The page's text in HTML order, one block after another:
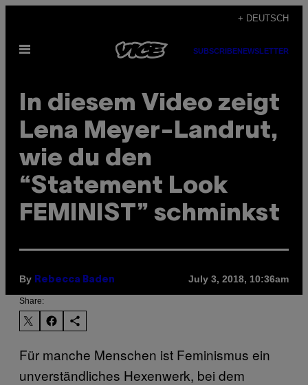
content
+ DEUTSCH
Open
SUBSCRIBENEWSLETTER
In diesem Video zeigt
Lena Meyer-Landrut,
wie du den
“Statement Look
FEMINIST” schminkst
By Rebecca Baden July 3, 2018, 10:36am
Share:
Für manche Menschen ist Feminismus ein
unverständliches Hexenwerk, bei dem